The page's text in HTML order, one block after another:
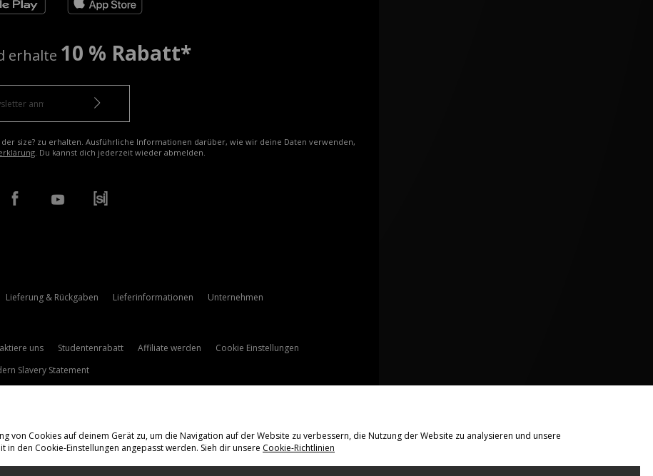
erhalte 10 % Rabatt*
size? zu erhalten. Ausführliche Informationen darüber, wie wir deine Daten verwenden,
. Du kannst dich jederzeit wieder abmelden.
Lieferung & Rückgaben Lieferinformationen Unternehmen
uns Studentenrabatt Affiliate werden
Cookie Einstellungen
Slavery Statement
Lieferung Nach
von Cookies auf deinem Gerät zu, um die Navigation auf der Website zu verbessern, die Nutzung der Website zu analysieren und unsere
den Cookie-Einstellungen angepasst werden. Sieh dir unsere Cookie-Richtlinien